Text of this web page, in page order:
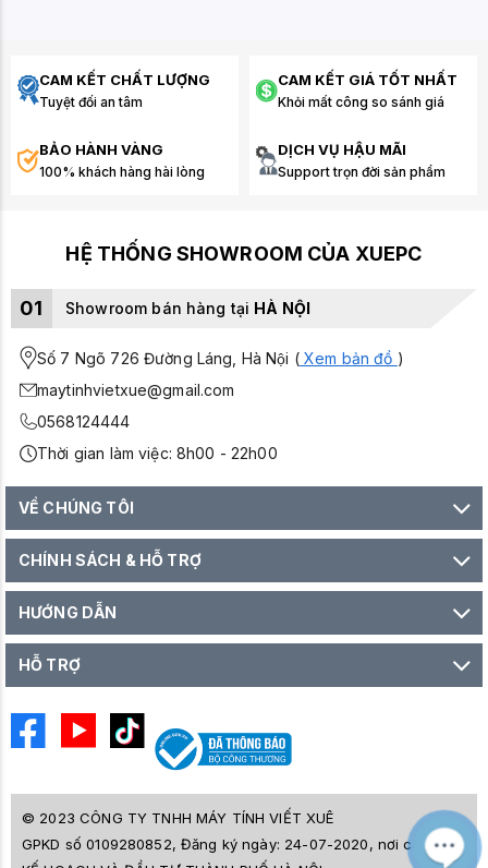
CAM KẾT CHẤT LƯỢNG
Tuyệt đối an tâm
CAM KẾT GIÁ TỐT NHẤT
Khỏi mất công so sánh giá
BẢO HÀNH VÀNG
100% khách hàng hài lòng
DỊCH VỤ HẬU MÃI
Support trọn đời sản phẩm
HỆ THỐNG SHOWROOM CỦA XUEPC
01 Showroom bán hàng tại HÀ NỘI
Số 7 Ngõ 726 Đường Láng, Hà Nội (Xem bản đồ )
maytinhvietxue@gmail.com
0568124444
Thời gian làm việc: 8h00 - 22h00
VỀ CHÚNG TÔI
CHÍNH SÁCH & HỖ TRỢ
HƯỚNG DẪN
HỖ TRỢ
© 2023 CÔNG TY TNHH MÁY TÍNH VIẾT XUÊ
GPKD số 0109280852, Đăng ký ngày: 24-07-2020, nơi cấp SỞ